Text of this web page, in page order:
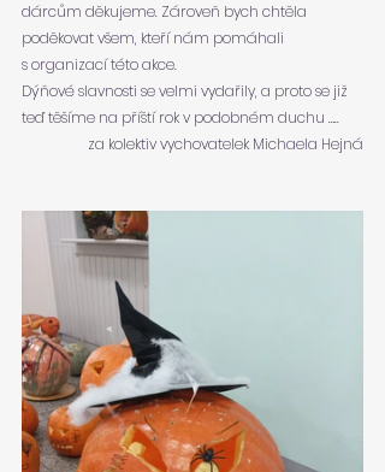
dárcům děkujeme. Zároveň bych chtěla
poděkovat všem, kteří nám pomáhali
s organizací této akce.
Dýňové slavnosti se velmi vydařily, a proto se již
teď těšíme na příští rok v podobném duchu …..
za kolektiv vychovatelek Michaela Hejná